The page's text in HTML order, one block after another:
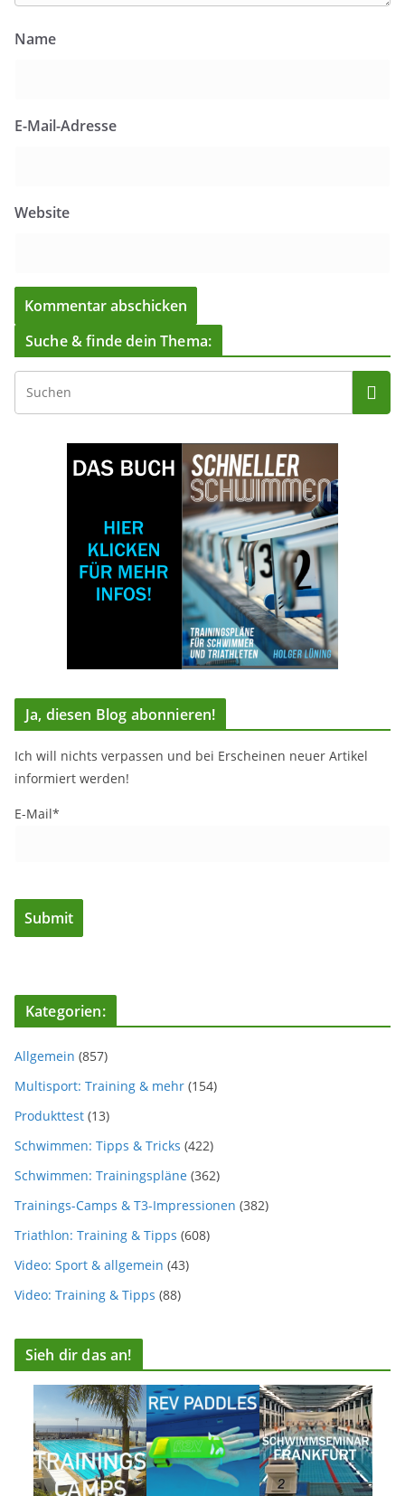
Name
E-Mail-Adresse
Website
Suche & finde dein Thema:
Ja, diesen Blog abonnieren!
Ich will nichts verpassen und bei Erscheinen neuer Artikel
informiert werden!
E-Mail*
Kategorien:
Allgemein (857)
Multisport: Training & mehr (154)
Produkttest (13)
Schwimmen: Tipps & Tricks (422)
Schwimmen: Trainingspläne (362)
Trainings-Camps & T3-Impressionen (382)
Triathlon: Training & Tipps (608)
Video: Sport & allgemein (43)
Video: Training & Tipps (88)
Sieh dir das an!